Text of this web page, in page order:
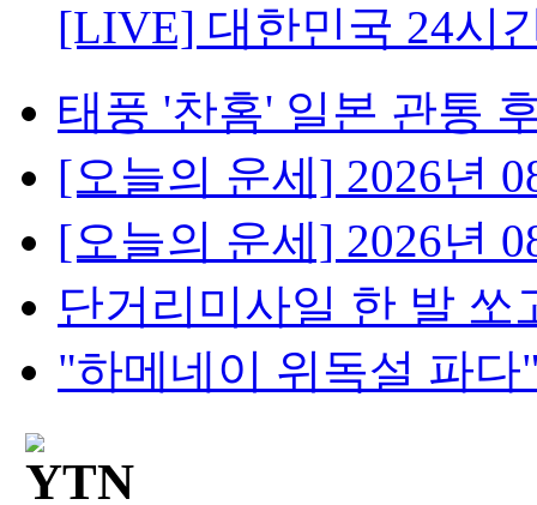
[LIVE] 대한민국 24시
태풍 '찬홈' 일본 관통
[오늘의 운세] 2026년
[오늘의 운세] 2026년
단거리미사일 한 발 쏘
"하메네이 위독설 파다